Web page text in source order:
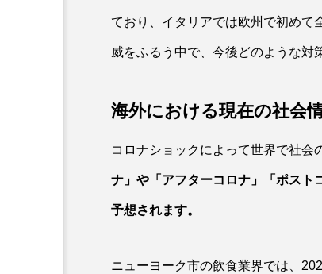
ており、イタリアでは欧州で初めて
威をふるう中で、今後どのような対
海外における現在の社会
コロナショックによって世界で社会
ナ」や「アフターコロナ」「ポスト
予想されます。
ニューヨーク市の飲食業界では、